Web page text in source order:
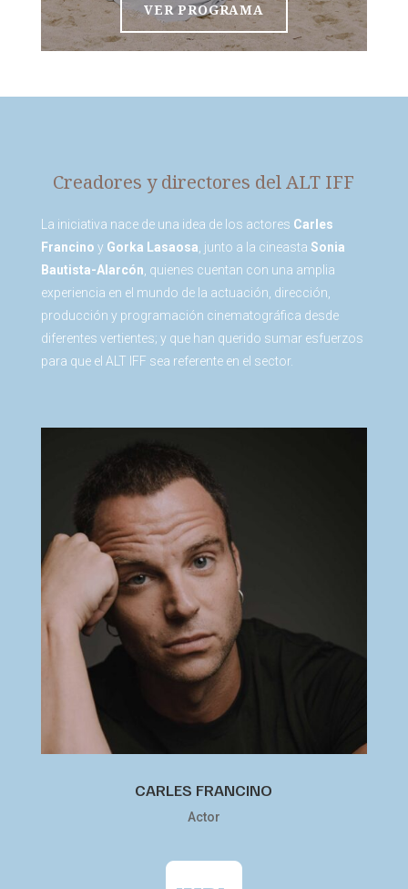
VER PROGRAMA
Creadores y directores del ALT IFF
La iniciativa nace de una idea de los actores Carles
Francino y Gorka Lasaosa , junto a la cineasta Sonia
Bautista-Alarcón , quienes cuentan con una amplia
experiencia en el mundo de la actuación, dirección,
producción y programación cinematográfica desde
diferentes vertientes; y que han querido sumar esfuerzos
para que el ALT IFF sea referente en el sector.
CARLES FRANCINO
Actor